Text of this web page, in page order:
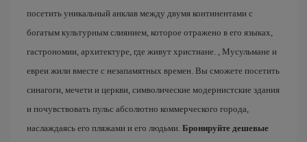
посетить уникальный анклав между двумя континентами с
богатым культурным слиянием, которое отражено в его языках,
гастрономии, архитектуре, где живут христиане. , Мусульмане и
евреи жили вместе с незапамятных времен. Вы сможете посетить
синагоги, мечети и церкви, символические модернистские здания
и почувствовать пульс абсолютно коммерческого города,
наслаждаясь его пляжами и его людьми. Бронируйте дешевые